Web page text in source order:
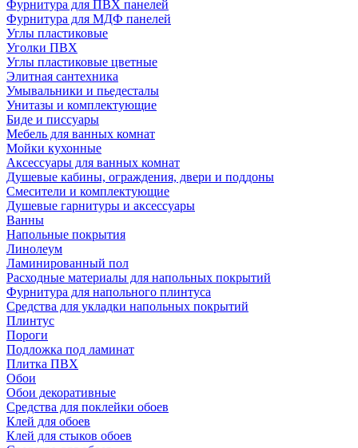
Фурнитура для ПВХ панелей
Фурнитура для МДФ панелей
Углы пластиковые
Уголки ПВХ
Углы пластиковые цветные
Элитная сантехника
Умывальники и пьедесталы
Унитазы и комплектующие
Биде и писсуары
Мебель для ванных комнат
Мойки кухонные
Аксессуары для ванных комнат
Душевые кабины, ограждения, двери и поддоны
Смесители и комплектующие
Душевые гарнитуры и аксессуары
Ванны
Напольные покрытия
Линолеум
Ламинированный пол
Расходные материалы для напольных покрытий
Фурнитура для напольного плинтуса
Средства для укладки напольных покрытий
Плинтус
Пороги
Подложка под ламинат
Плитка ПВХ
Обои
Обои декоративные
Средства для поклейки обоев
Клей для обоев
Клей для стыков обоев